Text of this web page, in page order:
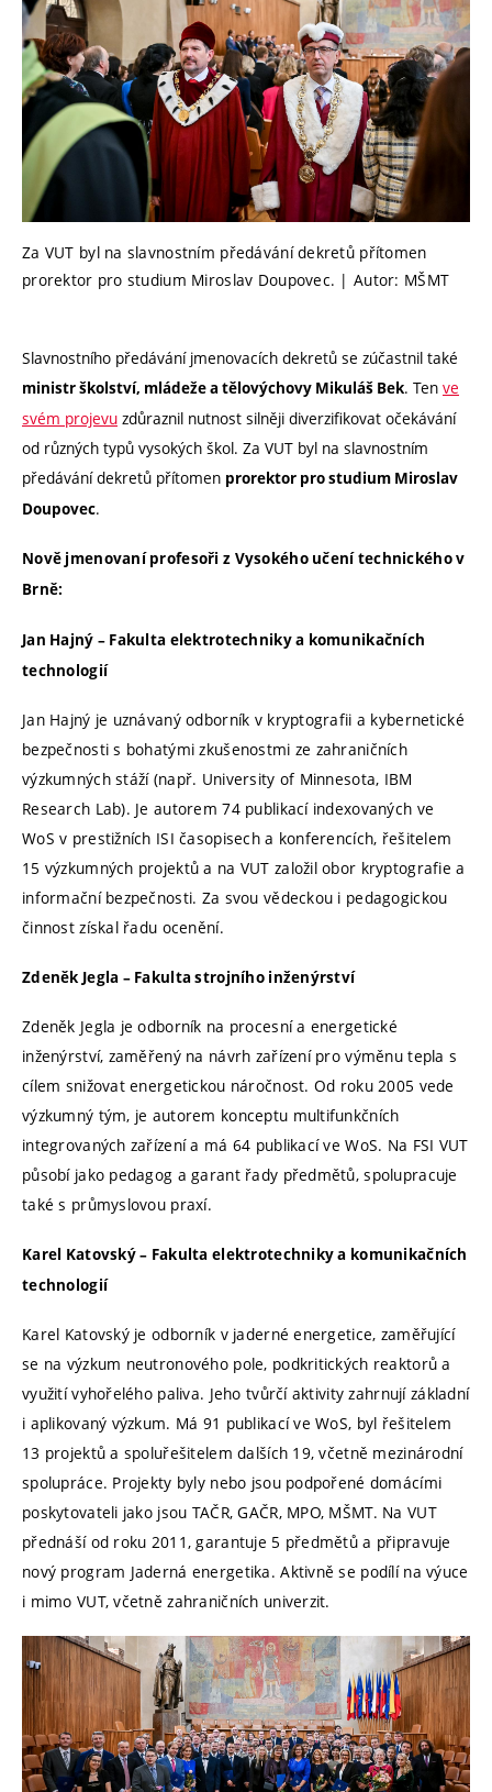
Za VUT byl na slavnostním předávání dekretů přítomen
prorektor pro studium Miroslav Doupovec. | Autor: MŠMT
Slavnostního předávání jmenovacích dekretů se zúčastnil také
ministr školství, mládeže a tělovýchovy Mikuláš Bek. Ten ve
svém projevu zdůraznil nutnost silněji diverzifikovat očekávání
od různých typů vysokých škol. Za VUT byl na slavnostním
předávání dekretů přítomen prorektor pro studium Miroslav
Doupovec.
Nově jmenovaní profesoři z Vysokého učení technického v
Brně:
Jan Hajný – Fakulta elektrotechniky a komunikačních
technologií
Jan Hajný je uznávaný odborník v kryptografii a kybernetické
bezpečnosti s bohatými zkušenostmi ze zahraničních
výzkumných stáží (např. University of Minnesota, IBM
Research Lab). Je autorem 74 publikací indexovaných ve
WoS v prestižních ISI časopisech a konferencích, řešitelem
15 výzkumných projektů a na VUT založil obor kryptografie a
informační bezpečnosti. Za svou vědeckou i pedagogickou
činnost získal řadu ocenění.
Zdeněk Jegla – Fakulta strojního inženýrství
Zdeněk Jegla je odborník na procesní a energetické
inženýrství, zaměřený na návrh zařízení pro výměnu tepla s
cílem snižovat energetickou náročnost. Od roku 2005 vede
výzkumný tým, je autorem konceptu multifunkčních
integrovaných zařízení a má 64 publikací ve WoS. Na FSI VUT
působí jako pedagog a garant řady předmětů, spolupracuje
také s průmyslovou praxí.
Karel Katovský – Fakulta elektrotechniky a komunikačních
technologií
Karel Katovský je odborník v jaderné energetice, zaměřující
se na výzkum neutronového pole, podkritických reaktorů a
využití vyhořelého paliva. Jeho tvůrčí aktivity zahrnují základní
i aplikovaný výzkum. Má 91 publikací ve WoS, byl řešitelem
13 projektů a spoluřešitelem dalších 19, včetně mezinárodní
spolupráce. Projekty byly nebo jsou podpořené domácími
poskytovateli jako jsou TAČR, GAČR, MPO, MŠMT. Na VUT
přednáší od roku 2011, garantuje 5 předmětů a připravuje
nový program Jaderná energetika. Aktivně se podílí na výuce
i mimo VUT, včetně zahraničních univerzit.